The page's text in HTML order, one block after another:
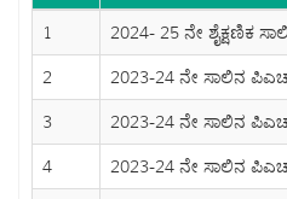
1 2024- 25 ನೇ ಶೈಕ್ಷಣಿಕ
2 2023-24 ನೇ ಸಾಲಿನ
3 2023-24 ನೇ ಸಾಲಿನ
4 2023-24 ನೇ ಸಾಲಿನ